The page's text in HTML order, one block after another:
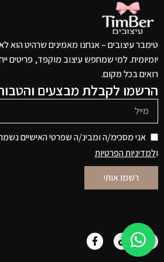
טימבר עיצובים – אנחנו מאמינים שרהיט הוא
יומיומית. למי שמחפש עיצוב מוקפד, פריטים
רואים בכל מקום.
הרשמו לקבלת מבצעים
אני מסכימ/ה ומבינ/ה שפרטי האישיים
ולמדיניות הפרטיות
רשמו אותי